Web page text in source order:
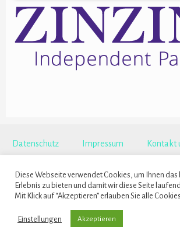
Datenschutz Impressum Kontakt
Zur besseren Lesbarkeit/zum besseren Verständnis wird in
sich – sofern nicht anders kenntlich gemacht – auf alle
Diese Webseite verwendet Cookies, um Ihnen
Erlebnis zu bieten und damit wir diese Seite
Mit Klick auf “Akzeptieren” erlauben Sie alle
Einstellungen Akzeptieren